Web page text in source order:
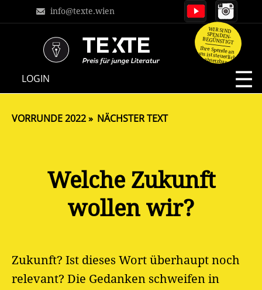
info@texte.wien
LOGIN
WIR SIND
SPENDEN-
BEGÜNSTIGT
Ihre Spende an
uns ist steuerlich
absetzbar.
Welche Zukunft
wollen wir?
Zukunft? Ist dieses Wort überhaupt noch
relevant? Die Gedanken schweifen in
VORRUNDE 2022 NÄCHSTER TEXT